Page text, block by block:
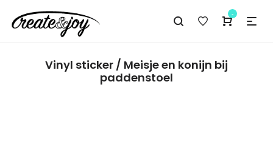
-
Vinyl sticker / Meisje en konijn bij
paddenstoel